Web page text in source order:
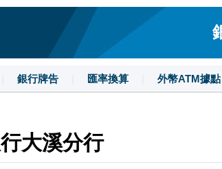
銀行牌告 匯率換算 外幣ATM據點
大溪分行